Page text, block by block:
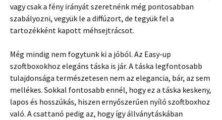
vagy csak a fény irányát szeretnénk még pontosabban
szabályozni, vegyük le a diffúzort, de tegyük fel a
tartozékként kapott méhsejtrácsot.
Még mindig nem fogytunk ki a jóból. Az Easy-up
szoftboxokhoz elegáns táska is jár. A táska legfontosabb
tulajdonsága természetesen nem az elegancia, bár, az sem
mellékes. Sokkal fontosabb ennél, hogy ez a táska keskeny,
lapos és hosszúkás, hiszen ernyőszerűen nyíló szoftboxhoz
való. A csattanó pedig az, hogy így állványtáskában